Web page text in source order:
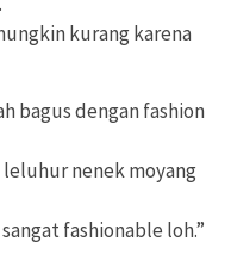
kurang karena
bagus dengan fashion
nenek moyang
fashionable loh.”